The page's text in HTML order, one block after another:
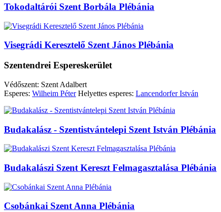
Tokodaltárói Szent Borbála Plébánia
Visegrádi Keresztelő Szent János Plébánia
Szentendrei Espereskerület
Védőszent: Szent Adalbert
Esperes: Wilheim PéterHelyettes esperes: Lancendorfer István
Budakalász - Szentistvántelepi Szent István Plébánia
Budakalászi Szent Kereszt Felmagasztalása Plébánia
Csobánkai Szent Anna Plébánia